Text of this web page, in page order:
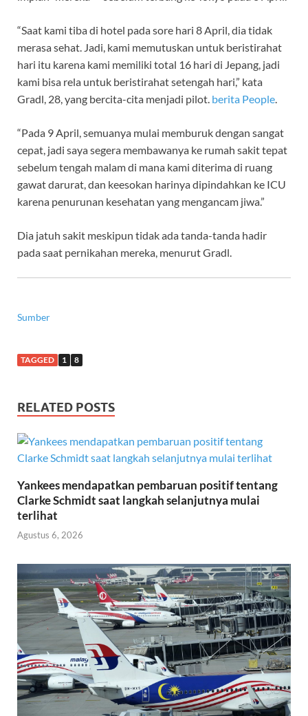
“Saat kami tiba di hotel pada sore hari 8 April, dia tidak
merasa sehat. Jadi, kami memutuskan untuk beristirahat
hari itu karena kami memiliki total 16 hari di Jepang, jadi
kami bisa rela untuk beristirahat setengah hari,” kata
Gradl, 28, yang bercita-cita menjadi pilot. berita People
“Pada 9 April, semuanya mulai memburuk dengan sangat
cepat, jadi saya segera membawanya ke rumah sakit tepat
sebelum tengah malam di mana kami diterima di ruang
gawat darurat, dan keesokan harinya dipindahkan ke ICU
karena penurunan kesehatan yang mengancam jiwa.”
Dia jatuh sakit meskipun tidak ada tanda-tanda hadir
pada saat pernikahan mereka, menurut Gradl.
Sumber
TAGGED 1 8
RELATED POSTS
Yankees mendapatkan pembaruan positif tentang
Clarke Schmidt saat langkah selanjutnya mulai
terlihat
Agustus 6, 2026